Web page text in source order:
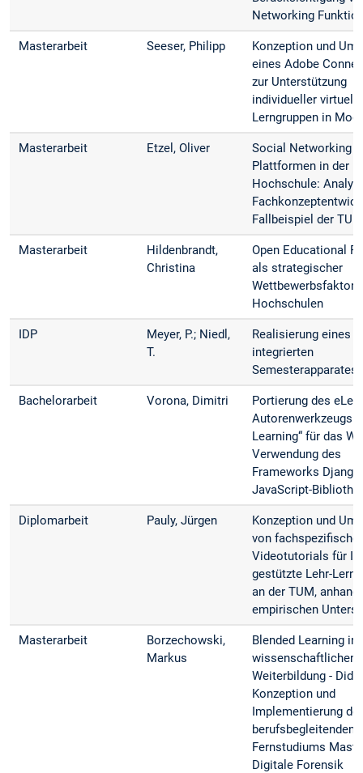
Networking
Masterarbeit Seeser, Philipp
Konzeption und
eines Adobe
zur Unterstützung
individueller
Lerngruppen in
Masterarbeit Etzel, Oliver
Social Networking
Plattformen in der
Hochschule:
Fallbeispiel der TU
Masterarbeit
Hildenbrandt,
Christina
Open Educational
als strategischer
Wettbewerbsfaktor
Hochschulen
IDP
Meyer, P.; Niedl,
T.
Realisierung eines
integrierten
Semesterapparates
Bachelorarbeit Vorona, Dimitri
Portierung des
Autorenwerkzeugs
Learning“ für das
Verwendung des
Frameworks
JavaScript-
Diplomarbeit Pauly, Jürgen
Konzeption und
von
Videotutorials für IT-
gestützte Lehr-
an der TUM, anhand
empirischen
Masterarbeit
Borzechowski,
Markus
Blended Learning in
wissenschaftlichen
Weiterbildung -
Konzeption und
Implementierung
berufsbegleitenden
Fernstudiums
Digitale Forensik